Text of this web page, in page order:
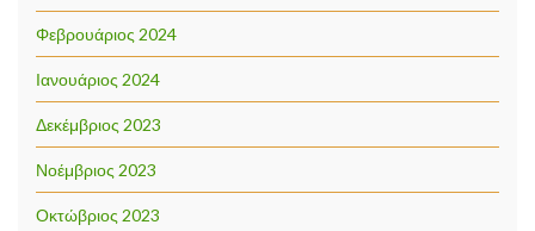
Φεβρουάριος 2024
Ιανουάριος 2024
Δεκέμβριος 2023
Νοέμβριος 2023
Οκτώβριος 2023